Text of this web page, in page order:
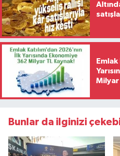
Milyar
Bunlar da ilginizi